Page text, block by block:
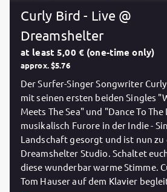
Curly Bird - Live @
Dreamshelter
at least 5,00 € (one-time only)
approx. $5.76
Der Surfer-Singer Songwriter
mit seinen ersten beiden Singles
Meets The Sea" und "Dance To
musikalisch Furore in der Indie -
Landschaft gesorgt und ist nun zu
Dreamshelter Studio. Schaltet
diese wunderbar warme Stimme.
Tom Hauser auf dem Klavier